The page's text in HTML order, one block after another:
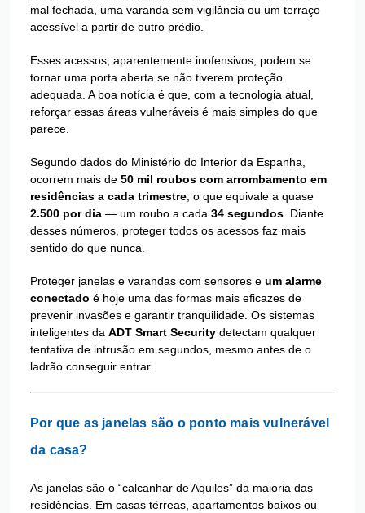
mal fechada, uma varanda sem vigilância ou um terraço
acessível a partir de outro prédio.
Esses acessos, aparentemente inofensivos, podem se
tornar uma porta aberta se não tiverem proteção
adequada. A boa notícia é que, com a tecnologia atual,
reforçar essas áreas vulneráveis é mais simples do que
parece.
Segundo dados do Ministério do Interior da Espanha,
ocorrem mais de 50 mil roubos com arrombamento em
residências a cada trimestre , o que equivale a quase
2.500 por dia — um roubo a cada 34 segundos . Diante
desses números, proteger todos os acessos faz mais
sentido do que nunca.
Proteger janelas e varandas com sensores e um alarme
conectado é hoje uma das formas mais eficazes de
prevenir invasões e garantir tranquilidade. Os sistemas
inteligentes da ADT Smart Security detectam qualquer
tentativa de intrusão em segundos, mesmo antes de o
ladrão conseguir entrar.
Por que as janelas são o ponto mais vulnerável
da casa?
As janelas são o “calcanhar de Aquiles” da maioria das
residências. Em casas térreas, apartamentos baixos ou